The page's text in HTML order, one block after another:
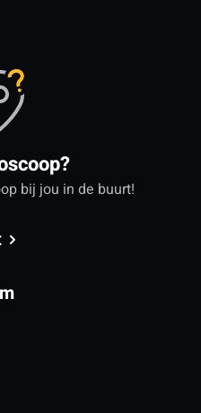
bij jou in de buurt!